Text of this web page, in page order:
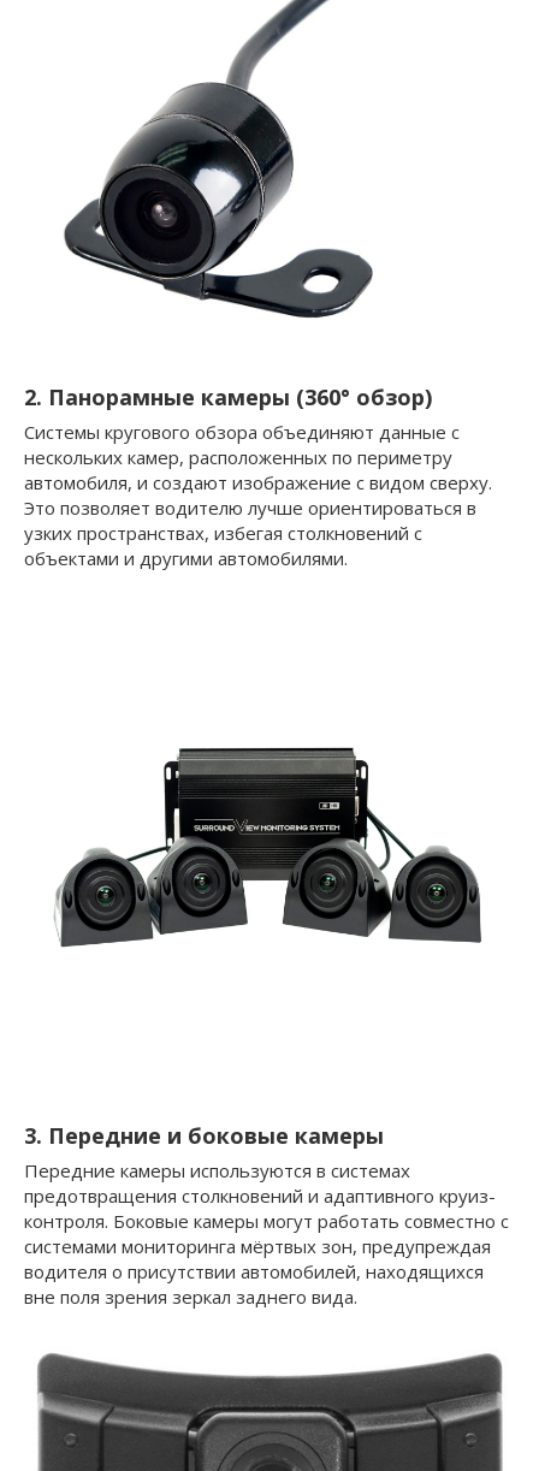
2. Панорамные камеры (360° обзор)
Системы кругового обзора объединяют данные с
нескольких камер, расположенных по периметру
автомобиля, и создают изображение с видом сверху.
Это позволяет водителю лучше ориентироваться в
узких пространствах, избегая столкновений с
объектами и другими автомобилями.
3. Передние и боковые камеры
Передние камеры используются в системах
предотвращения столкновений и адаптивного круиз-
контроля. Боковые камеры могут работать совместно с
системами мониторинга мёртвых зон, предупреждая
водителя о присутствии автомобилей, находящихся
вне поля зрения зеркал заднего вида.